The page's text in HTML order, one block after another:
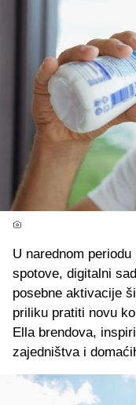
U narednom
spotove, digitalni
posebne aktivacije
priliku pratiti novu
Ella brendova,
zajedništva i